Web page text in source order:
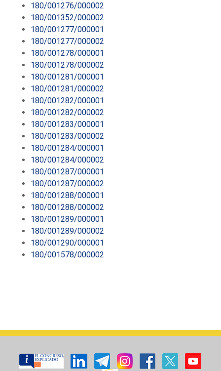
180/001276/000002
180/001352/000002
180/001277/000001
180/001277/000002
180/001278/000001
180/001278/000002
180/001281/000001
180/001281/000002
180/001282/000001
180/001282/000002
180/001283/000001
180/001283/000002
180/001284/000001
180/001284/000002
180/001287/000001
180/001287/000002
180/001288/000001
180/001288/000002
180/001289/000001
180/001289/000002
180/001290/000001
180/001578/000002